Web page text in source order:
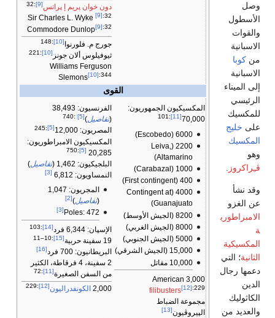
دون خوان پريم إ پراتس[9]
:32
Sir Charles L. Wyke [9]:32
Commodore Dunlop [9]:32
جورج م. فلورنوا[10]
:148
ثيوفيلوس ألان جونز [10]
:221
Williams Ferguson
Slemons
[10]:344
القوى
المكسيكيون الجمهوريون:
70,000
[11]
:101
6000 (Escobedo)
2200 (Leiva,
Altamarino)
1000 (Carabazal)
400 (First contingent)
4000 (Contingent at
Guanajuato)
8200 (الجيش الأوسط)
8000 (الجيش الغربي)
5000 (الجيش الجنوبي)
15,000 (الجيش الشرقي)
10,000 مقاتل
3,000 American
filibusters
[12]:229
مجموعة الضباط
الپيروڤيون[13]
الفرنسيون: 38,493
(تفاصيل)
[5]
:740
المصريون: 12,000 [5]
:245
المكسيكيون الامبراطوريون:
20,285
[5]
:750
البلجيكيون: 1,462 ( تفاصيل)
النمساويون: 6,812
[3]
المجريون: 1,047
(تفاصيل)
[2]
Poles: 472
[3]
الإسپان: 6,344 فرد [14]
:103
19 سفينة حربية [15]
:10–11
البريطانيون: 700 فرد [16]
2 سفينة، 4 فرقاطة، الكثير
من السفن الصغيرة[11]
:72
2,000 الكونفدراليون[12]
:229
وصل
الأسطول
والقوات
الاسبانية
من كوبا
الاسبانية
إلى الميناء
الرئيسي
للمكسيك
على خليج
المكسيك
وهو
ڤـِراكروز
وقد نشأ
عن الغزو
الامبراطوري
ة
المكسيكية
الثانية؛ التي
دعمها رجال
الدين
الكاثوليك
والعديد من